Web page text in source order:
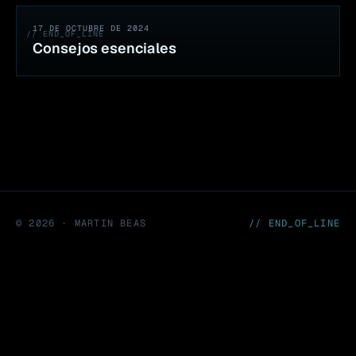
// END_OF_LINE
17 DE OCTUBRE DE 2024
Consejos esenciales
©2026 · MARTIN BEAS // END_OF_LINE